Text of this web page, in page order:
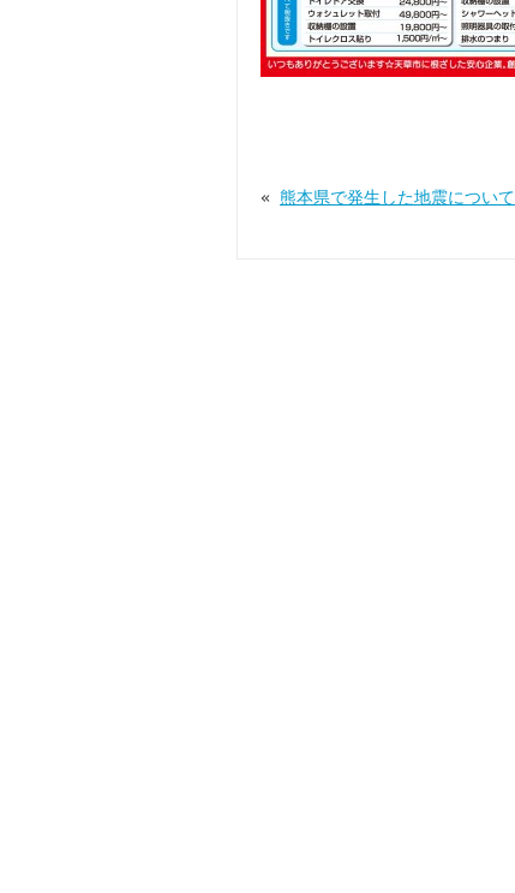
« 熊本県で発生した地震について